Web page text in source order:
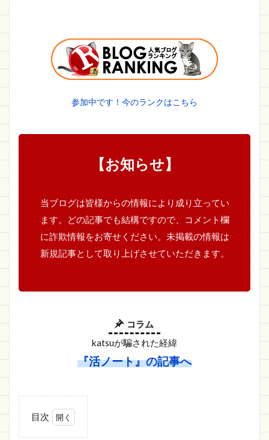
参加中です！今のランクはこちら
【お知らせ】
当ブログは皆様からの情報により成り立ってい
ます。どの記事でも結構ですので、コメント欄
に詐欺情報をお寄せください。未掲載の情報は
新規記事として取り上げさせていただきます。
コラム
katsuが騙された経緯
『活ノート』の記事へ
目次